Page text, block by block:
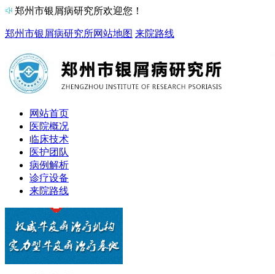
郑州市银屑病研究所欢迎您！
郑州市银屑病研究所网站地图 来院路线
网站首页
医院概况
临床技术
医护团队
病例解析
诊疗设备
来院路线